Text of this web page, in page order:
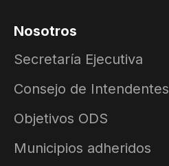
Nosotros
Secretaría Ejecutiva
Consejo de Intendentes
Objetivos ODS
Municipios adheridos